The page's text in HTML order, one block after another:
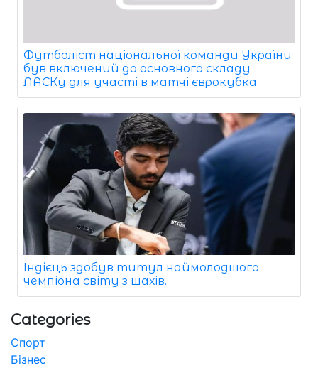
Футболіст національної команди України
був включений до основного складу
ЛАСКу для участі в матчі єврокубка.
Індієць здобув титул наймолодшого
чемпіона світу з шахів.
Categories
Спорт
Бізнес